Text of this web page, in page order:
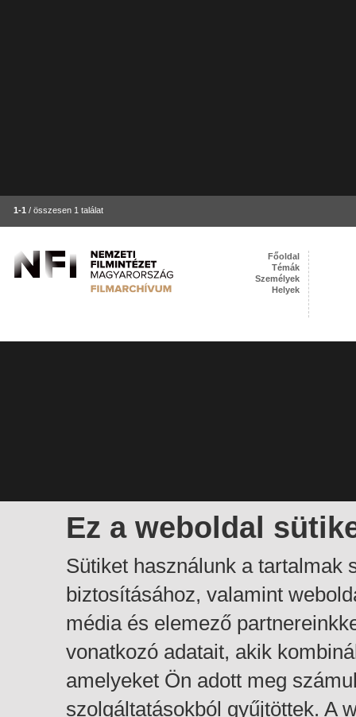
1-1 / összesen 1 találat
Ez a weboldal
Sütiket használunk a tartalmak
biztosításához, valamint
média és elemező
vonatkozó adatait, akik
amelyeket Ön adott meg
szolgáltatásokból gyűjtöttek. A
Főoldal
Témák
Személyek
Helyek